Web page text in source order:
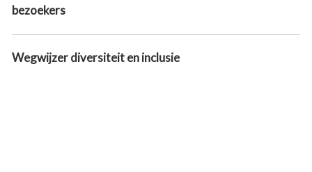
bezoekers
Wegwijzer diversiteit en inclusie